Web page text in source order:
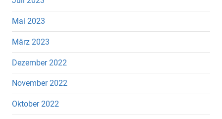
Mai 2023
März 2023
Dezember 2022
November 2022
Oktober 2022